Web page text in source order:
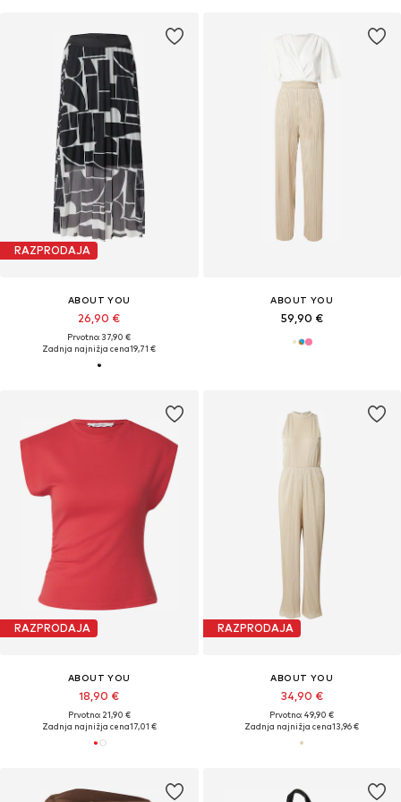
RAZPRODAJA
ABOUT YOU
26,90 €
Prvotno: 37,90 €
Zadnja najnižja cena19,71 €
ABOUT YOU
59,90 €
RAZPRODAJA
ABOUT YOU
18,90 €
Prvotno: 21,90 €
Zadnja najnižja cena17,01 €
RAZPRODAJA
ABOUT YOU
34,90 €
Prvotno: 49,90 €
Zadnja najnižja cena13,96 €